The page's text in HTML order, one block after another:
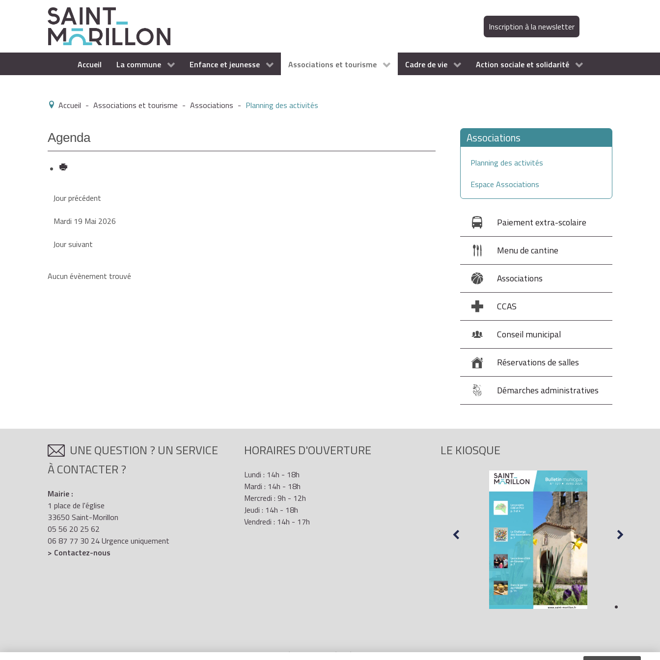
Inscription à la newsletter
Accueil La commune Enfance et jeunesse Associations et tourisme Cadre de vie Action sociale et solidarité
Accueil - Associations et tourisme - Associations - Planning des activités
Agenda
Jour précédent
Mardi 19 Mai 2026
Jour suivant
Aucun évènement trouvé
Associations
Planning des activités
Espace Associations
Paiement extra-scolaire
Menu de cantine
Associations
CCAS
Conseil municipal
Réservations de salles
Démarches administratives
UNE QUESTION ? UN SERVICE
À CONTACTER ?
Mairie :
1 place de l'église
33650 Saint-Morillon
05 56 20 25 62
06 87 77 30 24 Urgence uniquement
> Contactez-nous
HORAIRES D'OUVERTURE
Lundi : 14h - 18h
Mardi : 14h - 18h
Mercredi : 9h - 12h
Jeudi : 14h - 18h
Vendredi : 14h - 17h
LE KIOSQUE
Mentions Légales- Site réalisé parLR Marketing